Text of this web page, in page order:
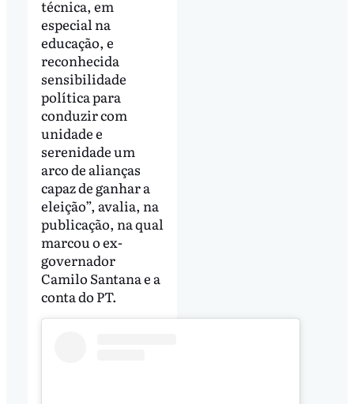
técnica, em
especial na
educação, e
reconhecida
sensibilidade
política para
conduzir com
unidade e
serenidade um
arco de alianças
capaz de ganhar a
eleição”, avalia, na
publicação, na qual
marcou o ex-
governador
Camilo Santana e a
conta do PT.